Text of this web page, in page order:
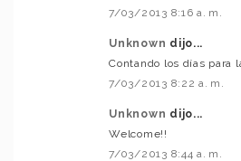
7/03/2013 8:16 a. m.
Unknown dijo...
Contando los días para
7/03/2013 8:22 a. m.
Unknown dijo...
Welcome!!
7/03/2013 8:44 a. m.